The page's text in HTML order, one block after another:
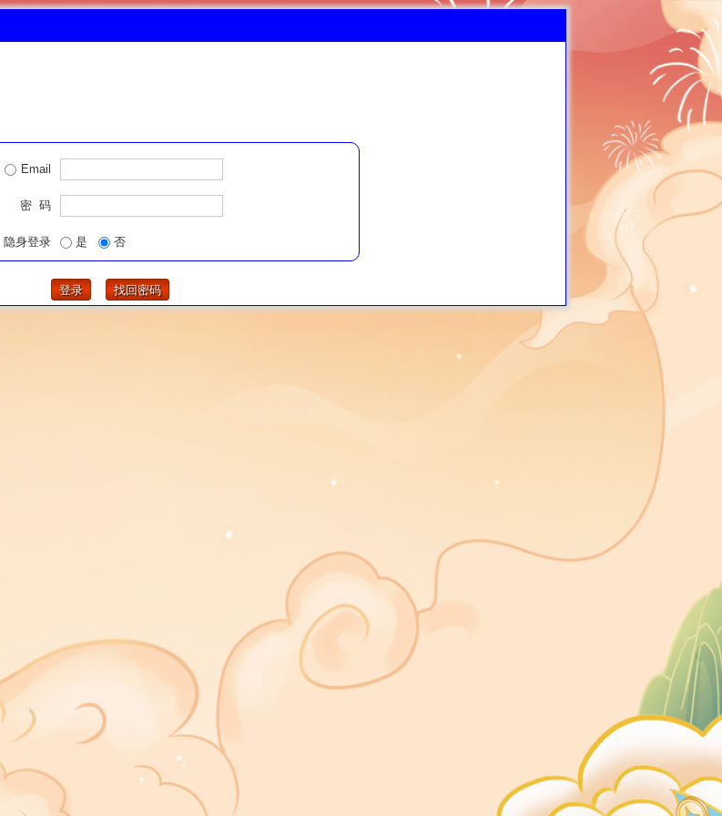
Email
密 码
隐身登录 是 否